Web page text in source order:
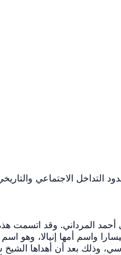
التداخل الاجتماعي
المرداني. وقد اتسمت هذه
واسم أمها إنيالا، وهو
وذلك بعد أن أهداها